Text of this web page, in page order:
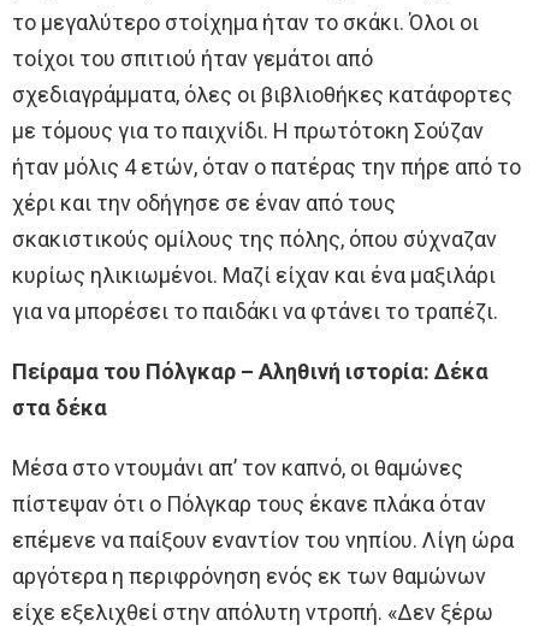
το μεγαλύτερο στοίχημα ήταν το σκάκι. Όλοι οι
τοίχοι του σπιτιού ήταν γεμάτοι από
σχεδιαγράμματα, όλες οι βιβλιοθήκες κατάφορτες
με τόμους για το παιχνίδι. Η πρωτότοκη Σούζαν
ήταν μόλις 4 ετών, όταν ο πατέρας την πήρε από το
χέρι και την οδήγησε σε έναν από τους
σκακιστικούς ομίλους της πόλης, όπου σύχναζαν
κυρίως ηλικιωμένοι. Μαζί είχαν και ένα μαξιλάρι
για να μπορέσει το παιδάκι να φτάνει το τραπέζι.
Πείραμα του Πόλγκαρ – Αληθινή ιστορία: Δέκα
στα δέκα
Μέσα στο ντουμάνι απ’ τον καπνό, οι θαμώνες
πίστεψαν ότι ο Πόλγκαρ τους έκανε πλάκα όταν
επέμενε να παίξουν εναντίον του νηπίου. Λίγη ώρα
αργότερα η περιφρόνηση ενός εκ των θαμώνων
είχε εξελιχθεί στην απόλυτη ντροπή. «Δεν ξέρω